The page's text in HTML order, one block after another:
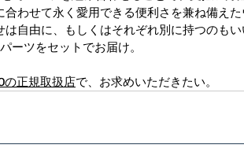
合わせて永く愛用できる便利さを兼ね備えた
は自由に、もしくはそれぞれ別に持つのもい
ーツをセットでお届け。
の正規取扱店で、お求めいただきたい。